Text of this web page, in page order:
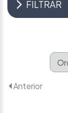
FILTRAR
Anterior